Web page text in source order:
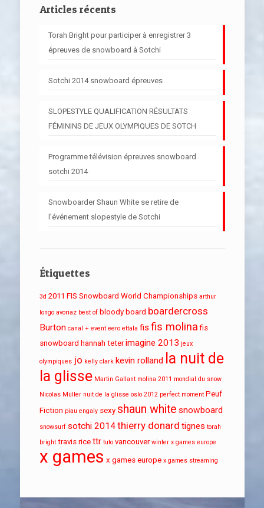
Articles récents
Torah Bright pour participer à enregistrer 3
épreuves de snowboard à Sotchi
Sotchi 2014 snowboard épreuves
SLOPESTYLE QUALIFICATION RÉSULTATS
FÉMININS DE JEUX OLYMPIQUES DE SOTCH
Programme télévision épreuves snowboard
sotchi 2014
Snowboarder Shaun White se retire de
l’événement slopestyle de Sotchi
Étiquettes
3d 2011 FIS Snowboard World Championships arthur
longo avoriaz best of bloody board boardercross
Burton canal + event eero ettala fis fis molina fis
snowboard hannah teter imagine 2013 jeux
olympiques jo kelly clark kevin rolland la nuit de
la glisse Martin Gallant molina 2011 mondial du snow
Nicolas Müller nuit de la glisse oslo 2012 perfect moment Peuf
Fiction piau engaly sexy shaun white snowboard
snowsurf sotchi 2014thierry donard tignes torah
bright travis rice ttr tuto vancouver winter x games europe
x games x games europe x games streaming